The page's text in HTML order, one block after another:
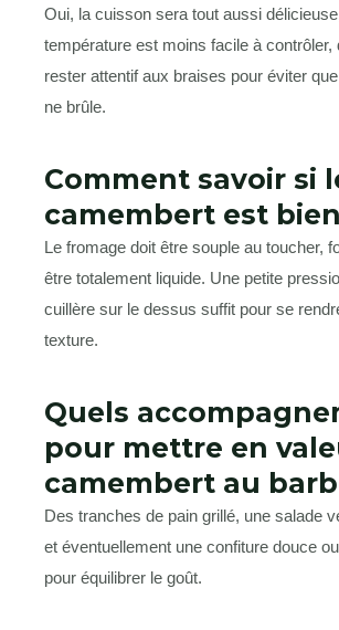
Oui, la cuisson sera tout aussi
température est moins facile à contrôler,
rester attentif aux braises pour éviter
ne brûle.
Comment savoir si
camembert est
Le fromage doit être souple au toucher,
être totalement liquide. Une petite
cuillère sur le dessus suffit pour se
texture.
Quels
pour mettre en
camembert au
Des tranches de pain grillé, une salade
et éventuellement une confiture douce
pour équilibrer le goût.